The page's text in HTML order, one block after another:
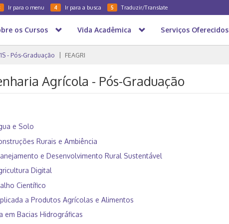
Ir para o menu 4 Ir para a busca 5 Traduzir/Translate
os Cursos Vida Acadêmica Serviços Oferecidos
1S - Pós-Graduação FEAGRI
Agrícola - Pós-Graduação
e Solo
Rurais e Ambiência
e Desenvolvimento Rural Sustentável
Digital
Científico
a Produtos Agrícolas e Alimentos
em Bacias Hidrográficas